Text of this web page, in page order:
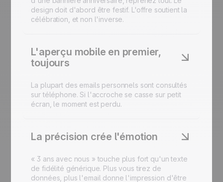
design doit d'abord être festif. L'offre soutient la
célébration, et non l'inverse.
L'aperçu mobile en premier,
toujours
La plupart des emails personnels sont consultés
sur téléphone. Si l'accroche se casse sur petit
écran, le moment est perdu.
La précision crée l'émotion
« 3 ans avec nous » touche plus fort qu'un texte
de fidélité générique. Plus vous tirez de
données, plus l'email donne l'impression d'être